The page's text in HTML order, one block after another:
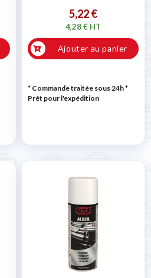
5,22 €
4,28 € HT
Ajouter au panier
* Commande traitée sous 24h*
Prêt pour l'expédition